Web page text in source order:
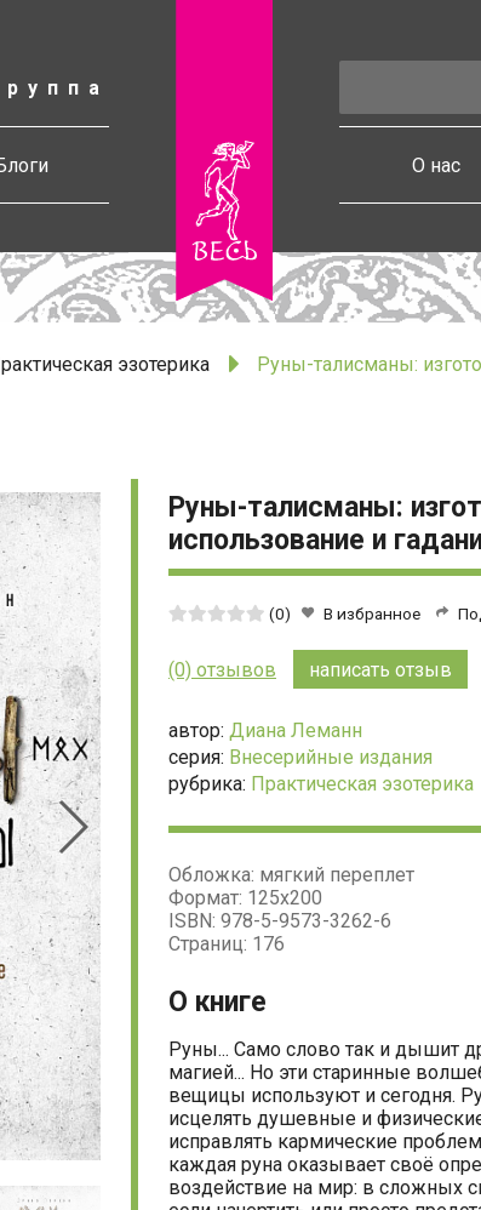
О нас
эзотерика Руны-талисманы:
Руны-талисманы:
использование и
Средняя
из
(0) В избранное
(0) отзывов написать отзыв
автор: Диана Леманн
серия: Внесерийные издания
рубрика: Практическая эзотерика
Обложка: мягкий переплет
Формат: 125х200
ISBN: 978-5-9573-3262-6
Страниц: 176
О книге
Руны... Само слово так и дышит
магией... Но эти старинные
вещицы используют и сегодня.
исцелять душевные и
исправлять кармические
каждая руна оказывает своё
воздействие на мир: в сложных